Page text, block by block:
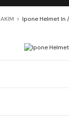
Ipone Helmet In